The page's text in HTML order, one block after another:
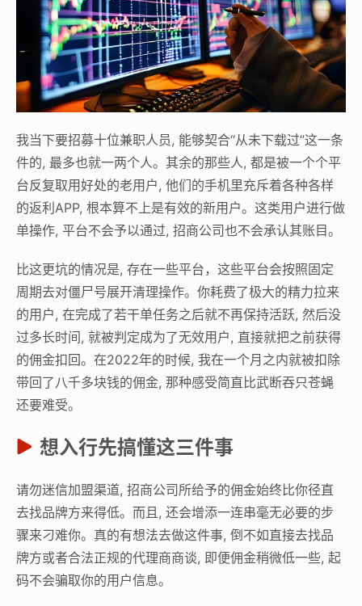
我当下要招募十位兼职人员, 能够契合“从未下载过”这一条
件的, 最多也就一两个人。其余的那些人, 都是被一个个平
台反复取用好处的老用户, 他们的手机里充斥着各种各样
的返利APP, 根本算不上是有效的新用户。这类用户进行做
单操作, 平台不会予以通过, 招商公司也不会承认其账目。
比这更坑的情况是, 存在一些平台，这些平台会按照固定
周期去对僵尸号展开清理操作。你耗费了极大的精力拉来
的用户, 在完成了若干单任务之后就不再保持活跃, 然后没
过多长时间, 就被判定成为了无效用户, 直接就把之前获得
的佣金扣回。在2022年的时候, 我在一个月之内就被扣除
带回了八千多块钱的佣金, 那种感受简直比武断吞只苍蝇
还要难受。
想入行先搞懂这三件事
请勿迷信加盟渠道, 招商公司所给予的佣金始终比你径直
去找品牌方来得低。而且, 还会增添一连串毫无必要的步
骤来刁难你。真的有想法去做这件事, 倒不如直接去找品
牌方或者合法正规的代理商商谈, 即便佣金稍微低一些, 起
码不会骗取你的用户信息。